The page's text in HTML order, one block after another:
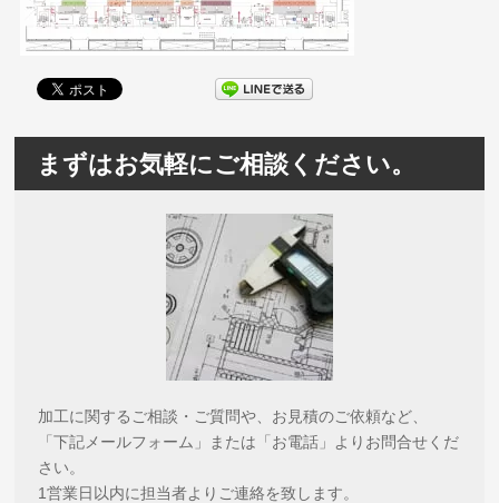
まずはお気軽にご相談ください。
加工に関するご相談・ご質問や、お見積のご依頼など、
「下記メールフォーム」または「お電話」よりお問合せくだ
さい。
1営業日以内に担当者よりご連絡を致します。